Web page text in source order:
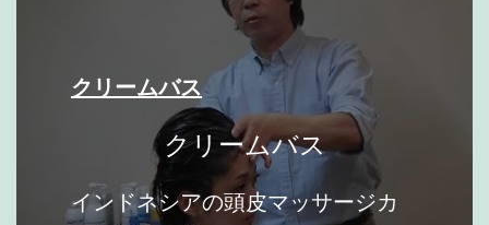
クリームバス
クリームバス
インドネシアの頭皮マッサージカ